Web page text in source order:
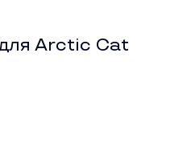
Arctic Cat